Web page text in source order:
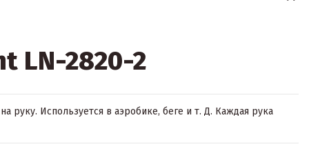
LN-2820-2
руку. Используется в аэробике, беге и т. Д. Каждая рука